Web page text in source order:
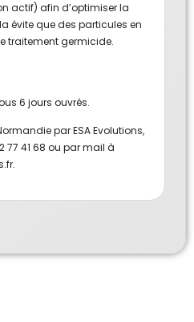
actif) afin d’optimiser la
évite que des particules en
traitement germicide.
6 jours ouvrés.
par ESA Evolutions,
41 68 ou par mail à
.